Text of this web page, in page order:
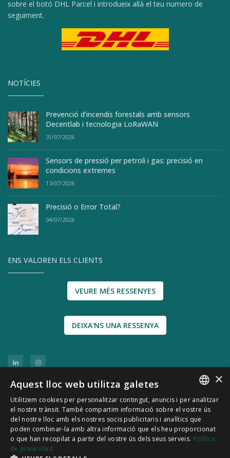
sobre el botó DHL Parcel i introdueix allà el teu numero de
seguiment.
NOTÍCIES
Prevenció d’incendis forestals amb sensors
Decentlab i tecnologia LoRaWAN
31/07/2026
Sensors de pressió per petroli i gas: precisió en
condicions extremes
13/07/2026
Precisió o Error Total?
04/07/2026
ENS VALOREN ELS CLIENTS
VEURE MÉS RESSENYES
DEIXA'NS UNA RESSENYA
© 2011-2026 CATSENSORS - Sensors i instrumentació
industrial
SPANISH
CATALÀ
×
Aquest lloc web utilitza galetes
Utilitzem cookies per personalitzar contingut, anuncis i per analitzar
el nostre trànsit. També compartim informació sobre el vostre ús
del nostre lloc amb els nostres socis publicitaris i analítics que
poden combinar-la amb altra informació que els heu proporcionat
o que han recopilat a partir del vostre ús dels seus serveis. Política
de privacidad